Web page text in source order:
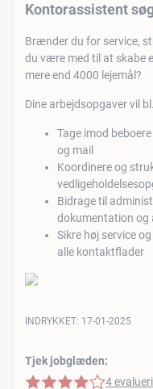
Kontorassistent
Brænder du for service,
du være med til at skabe
mere end 4000 lejemål?
Dine arbejdsopgaver vil
Tage imod
og mail
Koordinere og
Bidrage til
dokumentation og
Sikre høj service
alle kontaktflader
Tjek jobglæden:
4 af 5 stjerner
4
INDRYKKET: 17-01-2025